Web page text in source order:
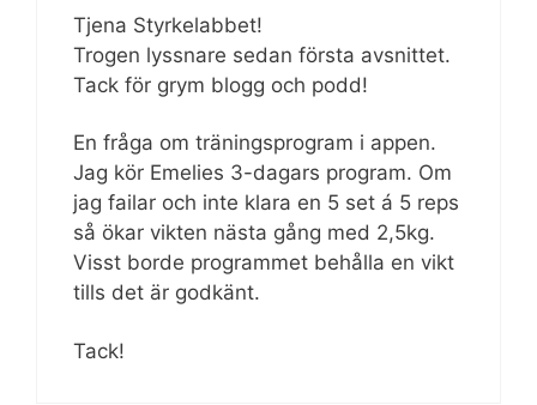
Tjena Styrkelabbet!
Trogen lyssnare sedan första avsnittet.
Tack för grym blogg och podd!
En fråga om träningsprogram i appen.
Jag kör Emelies 3-dagars program. Om
jag failar och inte klara en 5 set á 5 reps
så ökar vikten nästa gång med 2,5kg.
Visst borde programmet behålla en vikt
tills det är godkänt.
Tack!